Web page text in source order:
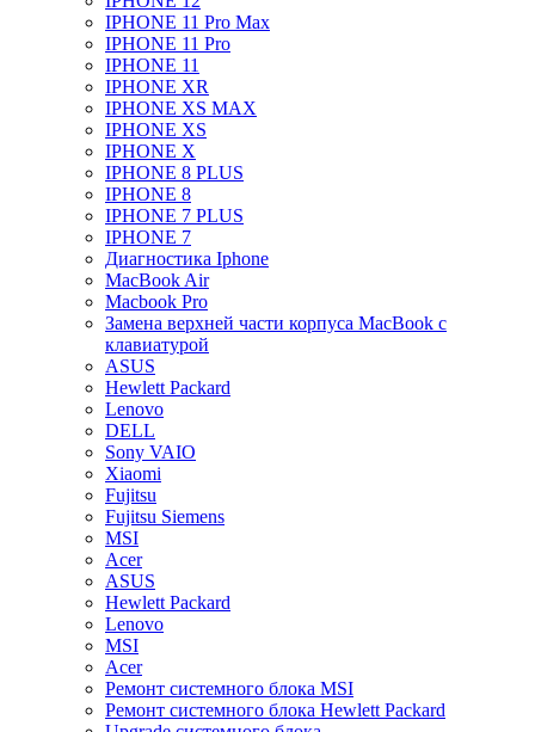
IPHONE 11 Pro Max
IPHONE 11 Pro
IPHONE 11
IPHONE XR
IPHONE XS MAX
IPHONE XS
IPHONE X
IPHONE 8 PLUS
IPHONE 8
IPHONE 7 PLUS
IPHONE 7
Диагностика Iphone
MacBook Air
Macbook Pro
Замена верхней части корпуса MacBook с
клавиатурой
ASUS
Hewlett Packard
Lenovo
DELL
Sony VAIO
Xiaomi
Fujitsu
Fujitsu Siemens
MSI
Acer
ASUS
Hewlett Packard
Lenovo
MSI
Acer
Ремонт системного блока MSI
Ремонт системного блока Hewlett Packard